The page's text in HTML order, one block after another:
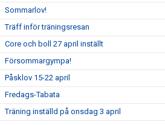
Sommarlov!
Träff inför träningsresan
Core och boll 27 april inställt
Försommargympa!
Påsklov 15-22 april
Fredags-Tabata
Träning inställd på onsdag 3 april